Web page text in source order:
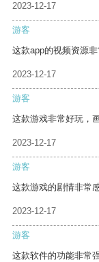
2023-12-17
游客
这款app的视频资源
2023-12-17
游客
这款游戏非常好玩，
2023-12-17
游客
这款游戏的剧情非常
2023-12-17
游客
这款软件的功能非常